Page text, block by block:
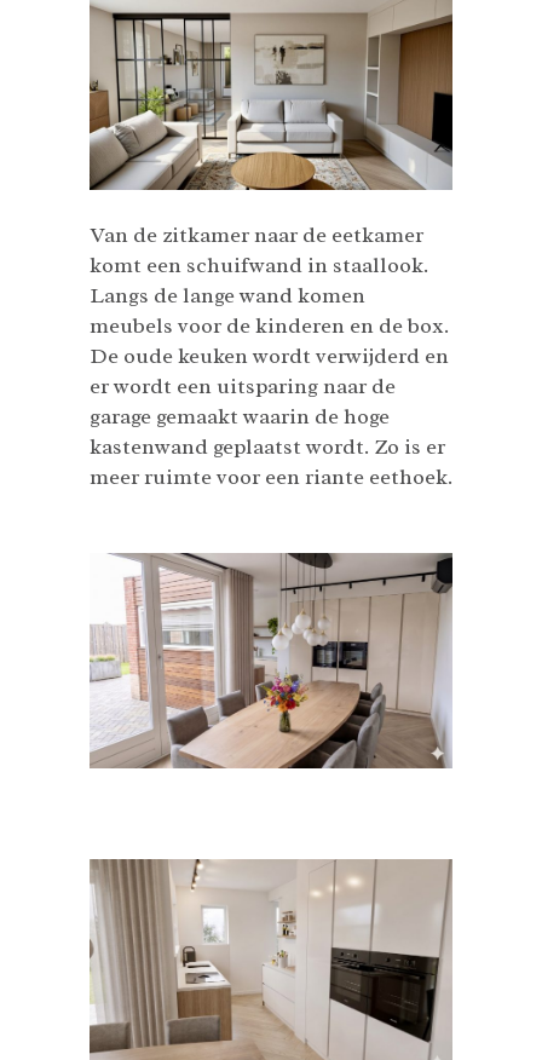
Van de zitkamer naar de eetkamer
komt een schuifwand in staallook.
Langs de lange wand komen
meubels voor de kinderen en de box.
De oude keuken wordt verwijderd en
er wordt een uitsparing naar de
garage gemaakt waarin de hoge
kastenwand geplaatst wordt. Zo is er
meer ruimte voor een riante eethoek.